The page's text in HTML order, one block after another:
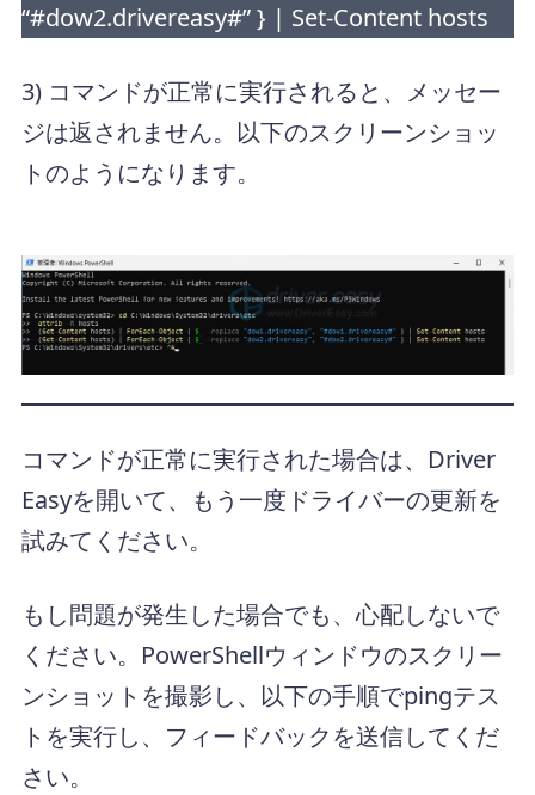
“#dow2.drivereasy#” } | Set-Content hosts
3) コマンドが正常に実行されると、メッセー
ジは返されません。以下のスクリーンショッ
トのようになります。
コマンドが正常に実行された場合は、Driver
Easyを開いて、もう一度ドライバーの更新を
試みてください。
もし問題が発生した場合でも、心配しないで
ください。PowerShellウィンドウのスクリー
ンショットを撮影し、以下の手順でpingテス
トを実行し、フィードバックを送信してくだ
さい。